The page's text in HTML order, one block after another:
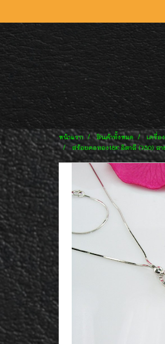
หน้าแรก สินค้าทั้งหมด เครื่อ
สร้อยคอทอง18K อิตาลี (750) ล